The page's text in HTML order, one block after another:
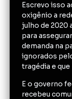
Escrevo isso
oxigênio a
julho de 2020
para
demanda na
ignorados
tragédia e
E o governo
recebeu